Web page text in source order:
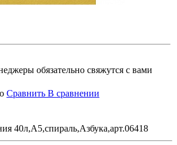
обязательно свяжутся с вами
Сравнить В сравнении
40л,А5,спираль,Азбука,арт.06418